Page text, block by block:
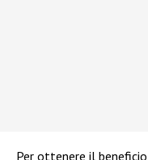
Per ottenere il